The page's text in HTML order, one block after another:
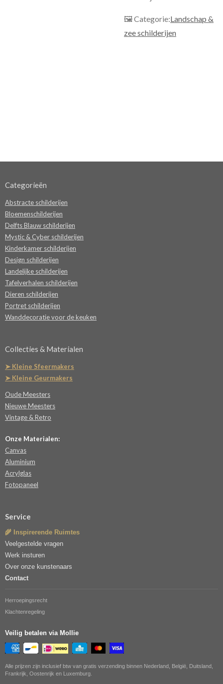
🖼 Categorie:Landschap &
zee schilderijen
Categorieën
Abstracte schilderijen
Bloemenschilderijen
Delfts Blauw schilderijen
Mystic & Cyber schilderijen
Kinderkamer schilderijen
Design schilderijen
Landelijke schilderijen
Tafelverhalen schilderijen
Dieren schilderijen
Portret schilderijen
Wanddecoratie voor de keuken
Collecties & Materialen
➤ Kleine Sfeermakers
➤ Kleine Geurmakers
Oude Meesters
Nieuwe Meesters
Vintage & Retro
Onze Materialen:
Canvas
Aluminium
Acrylglas
Fotopaneel
Service
🌾 Inspirerende Ruimtes
Veelgestelde vragen
Werk insturen
Over onze kunstenaars
Contact
Herroepingsrecht
Klachtenregeling
Veilig betalen via Mollie
Alle prijzen zijn inclusief btw van gratis verzending binnen Nederland, België, Duitsland,
Frankrijk, Oostenrijk en Luxemburg.